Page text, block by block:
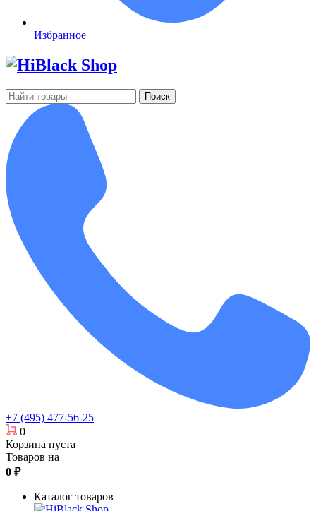
Избранное
Поиск
+7 (495) 477-56-25
0
Корзина пуста
Товаров на
0 ₽
Каталог товаров